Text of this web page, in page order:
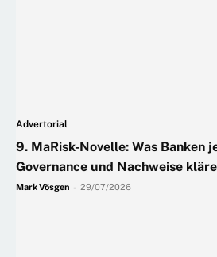
Advertorial
9. MaRisk-Novelle: Was Banken
Governance und Nachweise
Mark Vösgen 29/07/2026